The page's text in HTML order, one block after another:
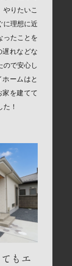
やりたいこ
に理想に近
ったことを
遅れなどな
ので安心し
ームはと
家を建てて
！
もエ